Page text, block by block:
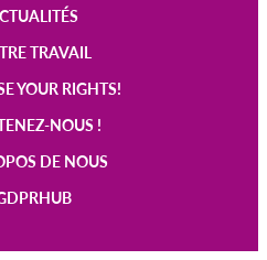
TRAVAIL
YOUR RIGHTS!
NOUS !
DE NOUS